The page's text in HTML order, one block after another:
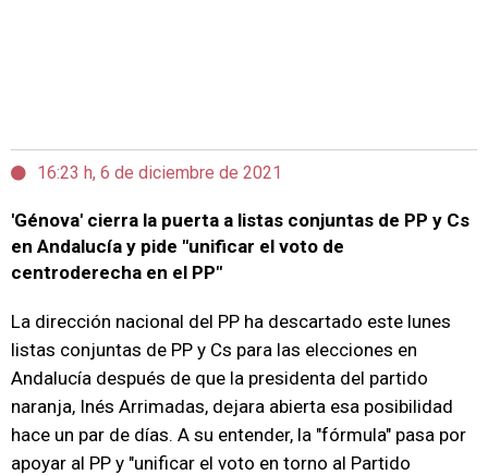
16:23 h, 6 de diciembre de 2021
'Génova' cierra la puerta a listas conjuntas de PP y Cs
en Andalucía y pide "unificar el voto de
centroderecha en el PP"
La dirección nacional del PP ha descartado este lunes
listas conjuntas de PP y Cs para las elecciones en
Andalucía después de que la presidenta del partido
naranja, Inés Arrimadas, dejara abierta esa posibilidad
hace un par de días. A su entender, la "fórmula" pasa por
apoyar al PP y "unificar el voto en torno al Partido